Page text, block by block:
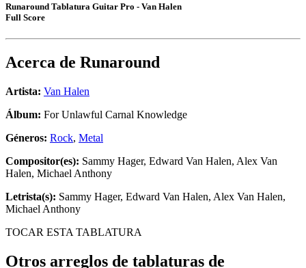
Runaround Tablatura Guitar Pro - Van Halen
Full Score
Acerca de Runaround
Artista: Van Halen
Álbum: For Unlawful Carnal Knowledge
Géneros: Rock, Metal
Compositor(es): Sammy Hager, Edward Van Halen, Alex Van
Halen, Michael Anthony
Letrista(s): Sammy Hager, Edward Van Halen, Alex Van Halen,
Michael Anthony
TOCAR ESTA TABLATURA
Otros arreglos de tablaturas de